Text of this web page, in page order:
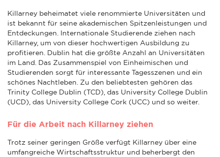
Killarney beheimatet viele renommierte Universitäten und
ist bekannt für seine akademischen Spitzenleistungen und
Entdeckungen. Internationale Studierende ziehen nach
Killarney, um von dieser hochwertigen Ausbildung zu
profitieren. Dublin hat die größte Anzahl an Universitäten
im Land. Das Zusammenspiel von Einheimischen und
Studierenden sorgt für interessante Tagesszenen und ein
schönes Nachtleben. Zu den beliebtesten gehören das
Trinity College Dublin (TCD), das University College Dublin
(UCD), das University College Cork (UCC) und so weiter.
Für die Arbeit nach Killarney ziehen
Trotz seiner geringen Größe verfügt Killarney über eine
umfangreiche Wirtschaftsstruktur und beherbergt den